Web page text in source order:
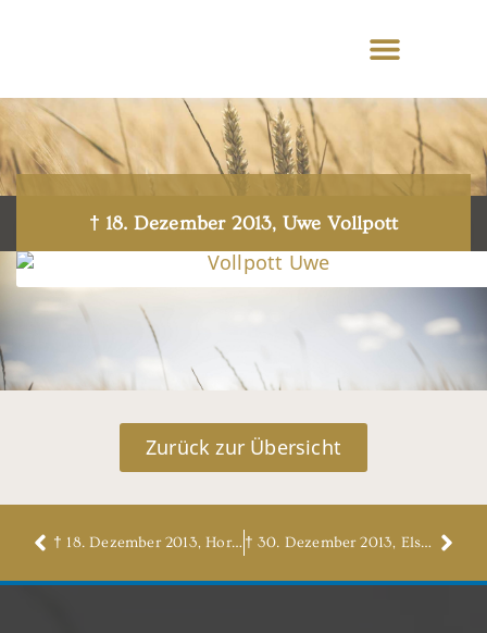
† 18. Dezember 2013, Uwe Vollpott
Zurück zur Übersicht
† 18. Dezember 2013, Horst Martin † 30. Dezember 2013, Else Lütkeschöttelkotte, geb. Renfer